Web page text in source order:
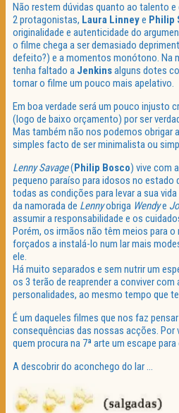
Não restem dúvidas quanto ao talento
2 protagonistas, Laura Linneye Philip
originalidade e autenticidade do
o filme chega a ser demasiado
defeito?) e a momentos monótono. Na
tenha faltado a Jenkinsalguns dotes
tornar o filme um pouco mais apelativo.
Em boa verdade será um pouco injusto
(logo de baixo orçamento) por ser
Mas também não nos podemos obrigar
simples facto de ser minimalista ou
Lenny Savage(Philip Bosco) vive com
pequeno paraíso para idosos no estado
todas as condições para levar a sua
da namorada de Lennyobriga Wendye
assumir a responsabilidade e os
Porém, os irmãos não têm meios para o
forçados a instalá-lo num lar mais
ele.
Há muito separados e sem nutrir um
os 3 terão de reaprender a conviver
personalidades, ao mesmo tempo que
É um daqueles filmes que nos faz
consequências das nossas acções. Por
quem procura na 7ª arte um escape
A descobrir do aconchego do lar …